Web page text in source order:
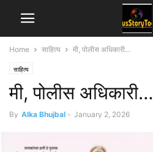
Home साहित्य मी, पोलीस अधिकारी…
साहित्य
मी, पोलीस अधिकारी…
By Alka Bhujbal - January 2, 2026